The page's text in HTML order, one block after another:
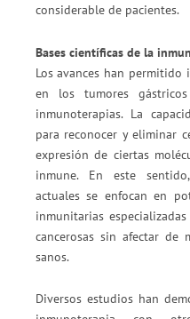
considerable de pacientes.
Bases científicas de la
Los avances han
en los tumores
inmunoterapias. La
para reconocer y eliminar
expresión de ciertas
inmune. En este
actuales se enfocan en
inmunitarias
cancerosas sin afectar de
sanos.
Diversos estudios han